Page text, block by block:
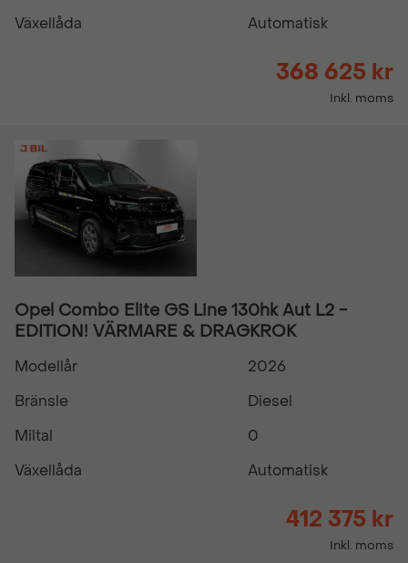
Växellåda
Automatisk
368 625 kr
Inkl. moms
Opel Combo Elite GS Line 130hk Aut L2 -
EDITION! VÄRMARE & DRAGKROK
Modellår
2026
Bränsle
Diesel
Miltal
0
Växellåda
Automatisk
412 375 kr
Inkl. moms